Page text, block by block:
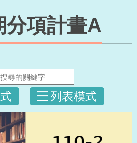
分項計畫A
列表模式